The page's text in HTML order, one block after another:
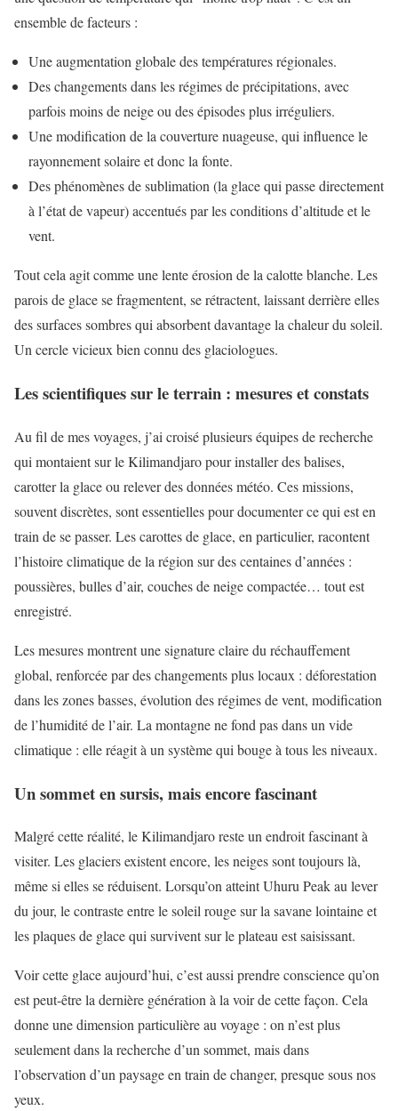
ensemble de facteurs :
Une augmentation globale des températures régionales.
Des changements dans les régimes de précipitations, avec
parfois moins de neige ou des épisodes plus irréguliers.
Une modification de la couverture nuageuse, qui influence le
rayonnement solaire et donc la fonte.
Des phénomènes de sublimation (la glace qui passe directement
à l’état de vapeur) accentués par les conditions d’altitude et le
vent.
Tout cela agit comme une lente érosion de la calotte blanche. Les
parois de glace se fragmentent, se rétractent, laissant derrière elles
des surfaces sombres qui absorbent davantage la chaleur du soleil.
Un cercle vicieux bien connu des glaciologues.
Les scientifiques sur le terrain : mesures et constats
Au fil de mes voyages, j’ai croisé plusieurs équipes de recherche
qui montaient sur le Kilimandjaro pour installer des balises,
carotter la glace ou relever des données météo. Ces missions,
souvent discrètes, sont essentielles pour documenter ce qui est en
train de se passer. Les carottes de glace, en particulier, racontent
l’histoire climatique de la région sur des centaines d’années :
poussières, bulles d’air, couches de neige compactée… tout est
enregistré.
Les mesures montrent une signature claire du réchauffement
global, renforcée par des changements plus locaux : déforestation
dans les zones basses, évolution des régimes de vent, modification
de l’humidité de l’air. La montagne ne fond pas dans un vide
climatique : elle réagit à un système qui bouge à tous les niveaux.
Un sommet en sursis, mais encore fascinant
Malgré cette réalité, le Kilimandjaro reste un endroit fascinant à
visiter. Les glaciers existent encore, les neiges sont toujours là,
même si elles se réduisent. Lorsqu’on atteint Uhuru Peak au lever
du jour, le contraste entre le soleil rouge sur la savane lointaine et
les plaques de glace qui survivent sur le plateau est saisissant.
Voir cette glace aujourd’hui, c’est aussi prendre conscience qu’on
est peut-être la dernière génération à la voir de cette façon. Cela
donne une dimension particulière au voyage : on n’est plus
seulement dans la recherche d’un sommet, mais dans
l’observation d’un paysage en train de changer, presque sous nos
yeux.